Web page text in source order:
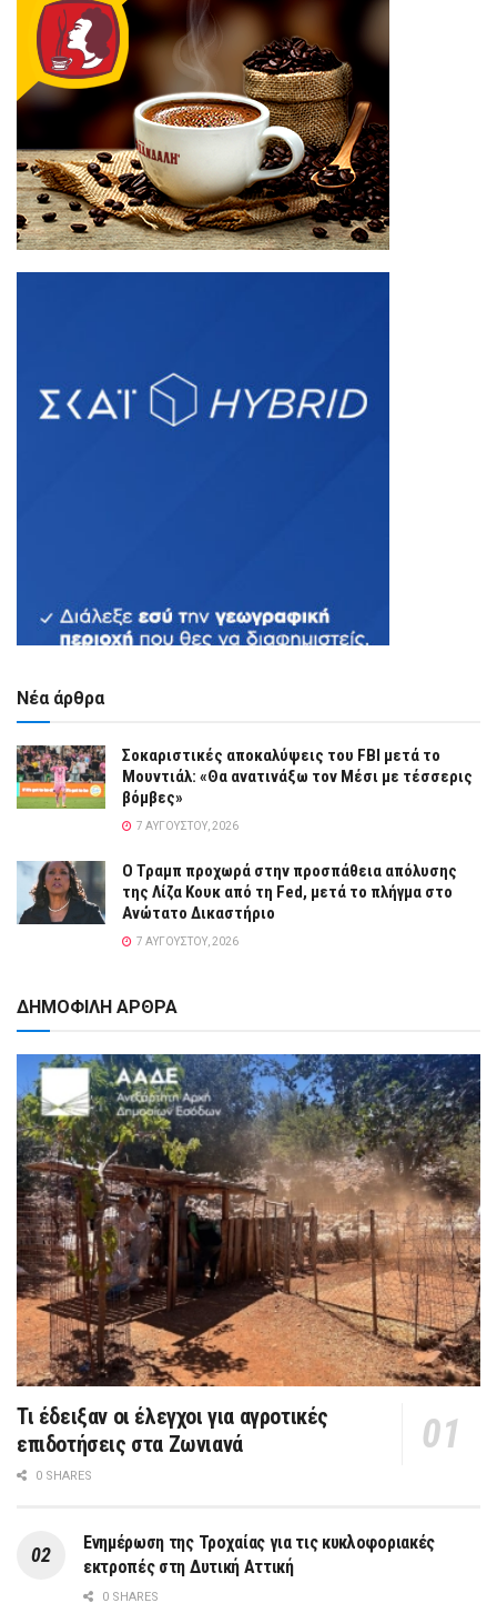
Νέα άρθρα
Σοκαριστικές αποκαλύψεις του FBI μετά το
Μουντιάλ: «Θα ανατινάξω τον Μέσι με τέσσερις
βόμβες»
7 ΑΥΓΟΎΣΤΟΥ, 2026
Ο Τραμπ προχωρά στην προσπάθεια απόλυσης
της Λίζα Κουκ από τη Fed, μετά το πλήγμα στο
Ανώτατο Δικαστήριο
7 ΑΥΓΟΎΣΤΟΥ, 2026
ΔΗΜΟΦΙΛΗ ΑΡΘΡΑ
Τι έδειξαν οι έλεγχοι για αγροτικές
επιδοτήσεις στα Ζωνιανά
0 SHARES
Ενημέρωση της Τροχαίας για τις κυκλοφοριακές
εκτροπές στη Δυτική Αττική
0 SHARES